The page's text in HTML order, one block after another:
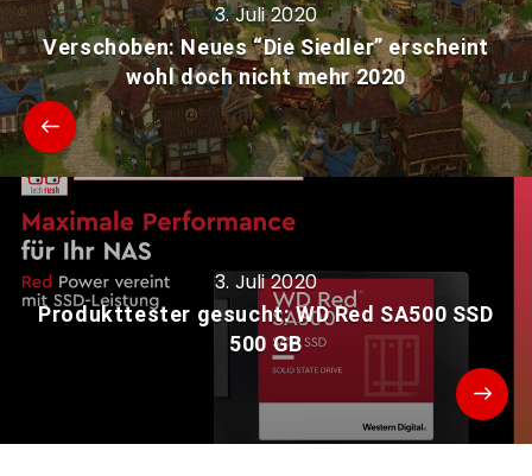
3. Juli 2020
Verschoben: Neues “Die Siedler” erscheint
wohl doch nicht mehr 2020
3. Juli 2020
Produkttester gesucht: WD Red SA500 SSD
500 GB